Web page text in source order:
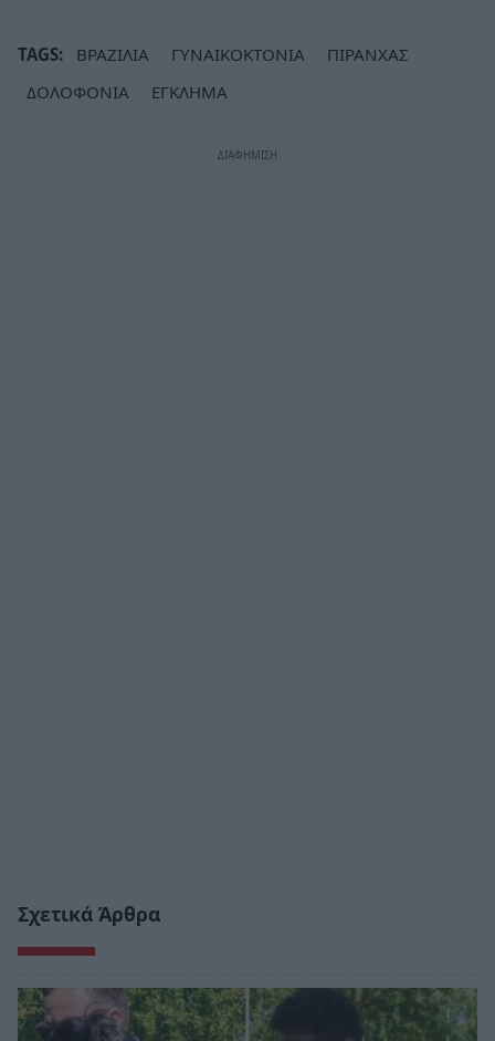
TAGS: ΒΡΑΖΙΛΙΑ ΓΥΝΑΙΚΟΚΤΟΝΙΑ
ΠΙΡΑΝΧΑΣ
ΔΟΛΟΦΟΝΙΑ
ΕΓΚΛΗΜΑ
Σχετικά Άρθρα